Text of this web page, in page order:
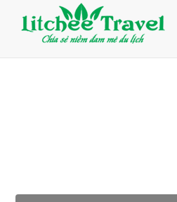
Giỏ Hàng (0)
Đăng nhập
Đăng ký